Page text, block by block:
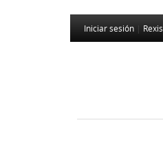
Iniciar sesión